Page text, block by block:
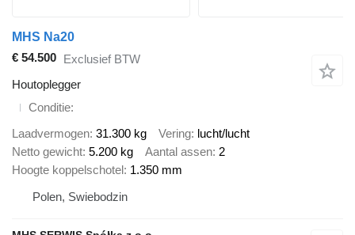
MHS Na20
€ 54.500 Exclusief BTW
Houtoplegger
Conditie
Laadvermogen 31.300 kg Vering lucht/lucht
Netto gewicht 5.200 kg Aantal assen 2
Hoogte koppelschotel 1.350 mm
Polen, Swiebodzin